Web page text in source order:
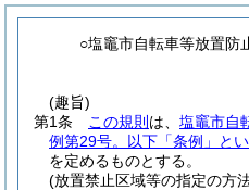
○塩竈市自転車等放置防
(趣旨)
第1条
この規則 は、 塩竈市自
例第29号。以下「条例」と
を定めるものとする。
(放置禁止区域等の指定の方